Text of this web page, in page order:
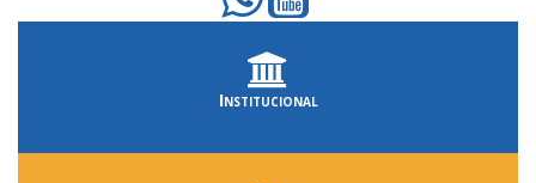
Institucional